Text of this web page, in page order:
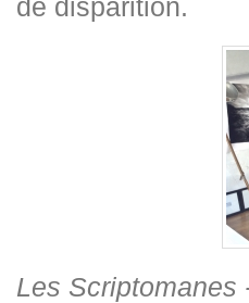
de disparition.
Les Scriptomanes